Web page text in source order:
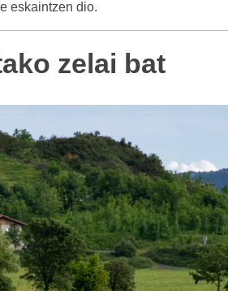
eskaintzen dio.
zelai bat